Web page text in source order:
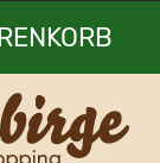
Warenkorb ist leer.